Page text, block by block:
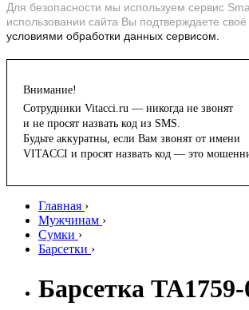
Для безопасности мы используем сервис
использовании сайта Вы подтверждаете своё
условиями обработки данных сервисом.
Внимание!
Сотрудники Vitacci.ru — никогда не звонят
и не просят назвать код из SMS.
Будьте аккуратны, если Вам звонят от имени
VITACCI и просят назвать код — это
Главная ›
Мужчинам ›
Сумки ›
Барсетки ›
Барсетка TA1759-